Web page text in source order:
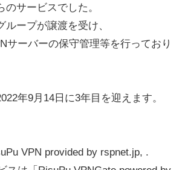
サービスでした。
ープが譲渡を受け、
サーバーの保守管理等を行っており
年9月14日に3年目を迎えます。
VPN provided by rspnet.jp, .